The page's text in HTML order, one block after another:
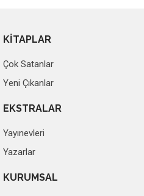
KİTAPLAR
Çok Satanlar
Yeni Çıkanlar
EKSTRALAR
Yayınevleri
Yazarlar
KURUMSAL